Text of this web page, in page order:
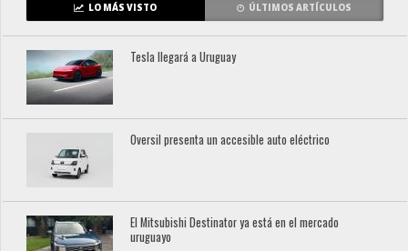
LO MÁS VISTO ÚLTIMOS ARTÍCULOS
Tesla llegará a Uruguay
Oversil presenta un accesible auto eléctrico
El Mitsubishi Destinator ya está en el mercado
uruguayo